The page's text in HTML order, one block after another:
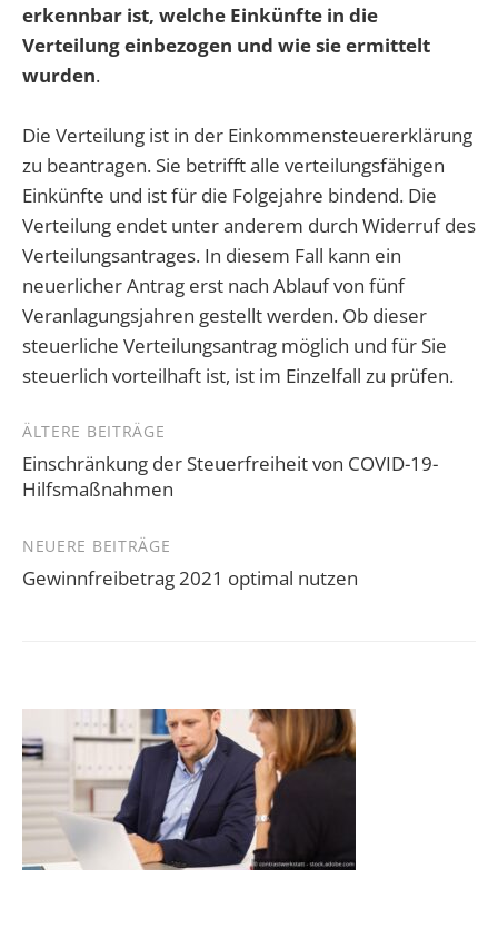
erkennbar ist, welche Einkünfte in die
Verteilung einbezogen und wie sie ermittelt
wurden.
Die Verteilung ist in der Einkommensteuererklärung
zu beantragen. Sie betrifft alle verteilungsfähigen
Einkünfte und ist für die Folgejahre bindend. Die
Verteilung endet unter anderem durch Widerruf des
Verteilungsantrages. In diesem Fall kann ein
neuerlicher Antrag erst nach Ablauf von fünf
Veranlagungsjahren gestellt werden. Ob dieser
steuerliche Verteilungsantrag möglich und für Sie
steuerlich vorteilhaft ist, ist im Einzelfall zu prüfen.
Beitragsnavigation
ÄLTERE BEITRÄGE
Einschränkung der Steuerfreiheit von COVID-19-
Hilfsmaßnahmen
NEUERE BEITRÄGE
Gewinnfreibetrag 2021 optimal nutzen